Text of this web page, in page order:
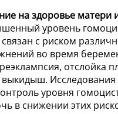
на здоровье матери
уровень
с риском
во время
отслойка
Исследования
уровня
в снижении этих